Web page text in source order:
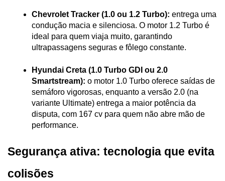
Chevrolet Tracker (1.0 ou 1.2 Turbo): entrega uma
condução macia e silenciosa. O motor 1.2 Turbo é
ideal para quem viaja muito, garantindo
ultrapassagens seguras e fôlego constante.
Hyundai Creta (1.0 Turbo GDI ou 2.0
Smartstream): o motor 1.0 Turbo oferece saídas de
semáforo vigorosas, enquanto a versão 2.0 (na
variante Ultimate) entrega a maior potência da
disputa, com 167 cv para quem não abre mão de
performance.
Segurança ativa: tecnologia que evita
colisões